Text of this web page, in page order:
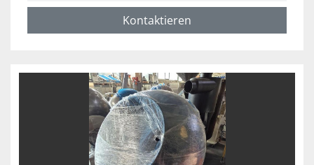
Kontaktieren